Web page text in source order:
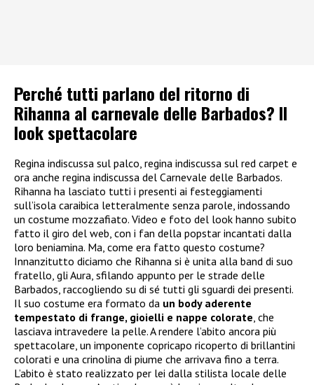
Perché tutti parlano del ritorno di
Rihanna al carnevale delle Barbados? Il
look spettacolare
Regina indiscussa sul palco, regina indiscussa sul red carpet e
ora anche regina indiscussa del Carnevale delle Barbados.
Rihanna ha lasciato tutti i presenti ai festeggiamenti
sull’isola caraibica letteralmente senza parole, indossando
un costume mozzafiato. Video e foto del look hanno subito
fatto il giro del web, con i fan della popstar incantati dalla
loro beniamina. Ma, come era fatto questo costume?
Innanzitutto diciamo che Rihanna si è unita alla band di suo
fratello, gli Aura, sfilando appunto per le strade delle
Barbados, raccogliendo su di sé tutti gli sguardi dei presenti.
Il suo costume era formato da un body aderente
tempestato di frange, gioielli e nappe colorate, che
lasciava intravedere la pelle. A rendere l’abito ancora più
spettacolare, un imponente copricapo ricoperto di brillantini
colorati e una crinolina di piume che arrivava fino a terra.
L’abito è stato realizzato per lei dalla stilista locale delle